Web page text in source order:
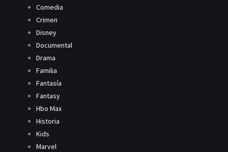
Comedia
Crimen
Disney
Documental
Drama
Familia
Fantasía
Fantasy
Hbo Max
Historia
Kids
Marvel